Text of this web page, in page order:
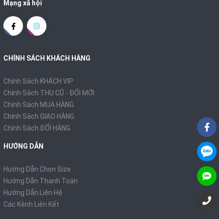
Mạng xã hội
CHÍNH SÁCH KHÁCH HÀNG
Chính Sách KHÁCH VIP
Chính Sách THU CŨ - ĐỔI MỚI
Chính Sách MUA HÀNG
Chính Sách GIAO HÀNG
Chính Sách ĐỔI HÀNG
HƯỚNG DẪN
Hướng Dẫn Chọn Size
Hướng Dẫn Thanh Toán
Hướng Dẫn Liên Hệ
Các Kênh Liên Kết